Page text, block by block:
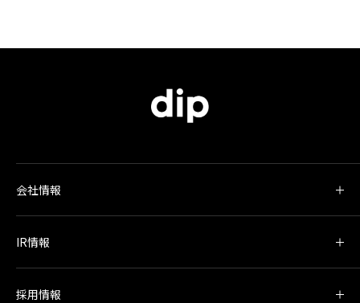
会社情報
IR情報
採用情報